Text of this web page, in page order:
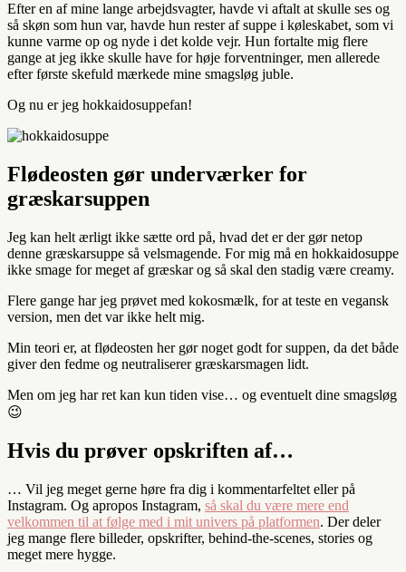
Efter en af mine lange arbejdsvagter, havde vi aftalt at skulle ses og
så skøn som hun var, havde hun rester af suppe i køleskabet, som vi
kunne varme op og nyde i det kolde vejr. Hun fortalte mig flere
gange at jeg ikke skulle have for høje forventninger, men allerede
efter første skefuld mærkede mine smagsløg juble.
Og nu er jeg hokkaidosuppefan!
Flødeosten gør underværker for
græskarsuppen
Jeg kan helt ærligt ikke sætte ord på, hvad det er der gør netop
denne græskarsuppe så velsmagende. For mig må en hokkaidosuppe
ikke smage for meget af græskar og så skal den stadig være creamy.
Flere gange har jeg prøvet med kokosmælk, for at teste en vegansk
version, men det var ikke helt mig.
Min teori er, at flødeosten her gør noget godt for suppen, da det både
giver den fedme og neutraliserer græskarsmagen lidt.
Men om jeg har ret kan kun tiden vise… og eventuelt dine smagsløg
😉
Hvis du prøver opskriften af…
… Vil jeg meget gerne høre fra dig i kommentarfeltet eller på
Instagram. Og apropos Instagram, så skal du være mere end
velkommen til at følge med i mit univers på platformen. Der deler
jeg mange flere billeder, opskrifter, behind-the-scenes, stories og
meget mere hygge.